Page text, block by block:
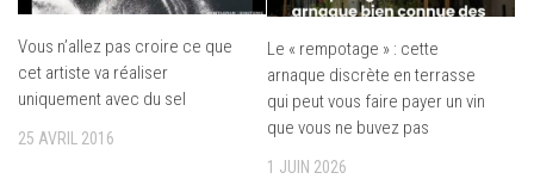
Vous n’allez pas croire ce que
cet artiste va réaliser
uniquement avec du sel
25 AVRIL 2016
Le « rempotage » : cette
arnaque discrète en terrasse
qui peut vous faire payer un vin
que vous ne buvez pas
1 JUIN 2026